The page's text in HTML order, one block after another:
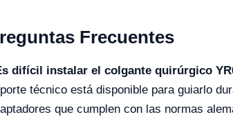
Frecuentes
difícil instalar el colgante quirúrgico
técnico está disponible para guiarlo
que cumplen con las normas